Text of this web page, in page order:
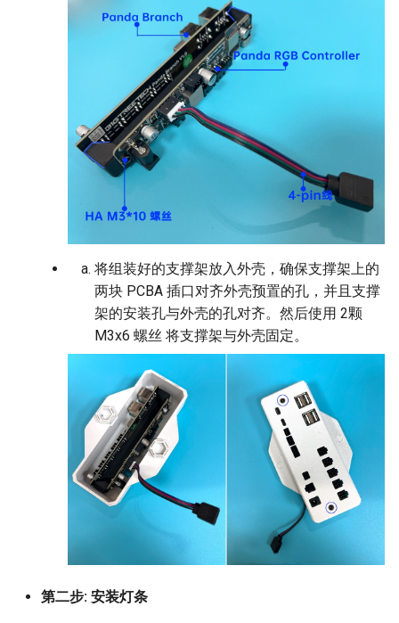
将组装好的支撑架放入外壳，确保支撑架上的
两块 PCBA 插口对齐外壳预置的孔，并且支撑
架的安装孔与外壳的孔对齐。然后使用 2颗
M3x6 螺丝 将支撑架与外壳固定。
第二步: 安装灯条